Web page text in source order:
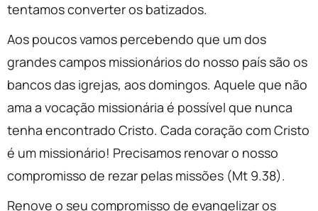
tentamos converter os batizados.
Aos poucos vamos percebendo que um dos
grandes campos missionários do nosso país são os
bancos das igrejas, aos domingos. Aquele que não
ama a vocação missionária é possível que nunca
tenha encontrado Cristo. Cada coração com Cristo
é um missionário! Precisamos renovar o nosso
compromisso de rezar pelas missões (Mt 9.38).
Renove o seu compromisso de evangelizar os